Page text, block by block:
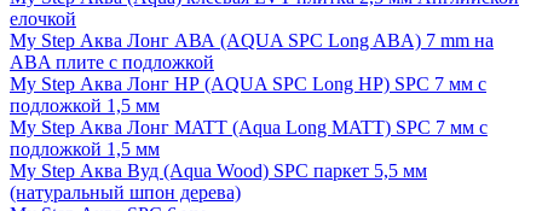
елочкой
My Step Аква Лонг АВА (AQUA SPC Long ABA) 7 mm на
ABA плите с подложкой
My Step Аква Лонг НР (AQUA SPC Long HP) SPC 7 мм с
подложкой 1,5 мм
My Step Аква Лонг MATT (Aqua Long MATT) SPC 7 мм с
подложкой 1,5 мм
My Step Аква Вуд (Aqua Wood) SPC паркет 5,5 мм
(натуральный шпон дерева)